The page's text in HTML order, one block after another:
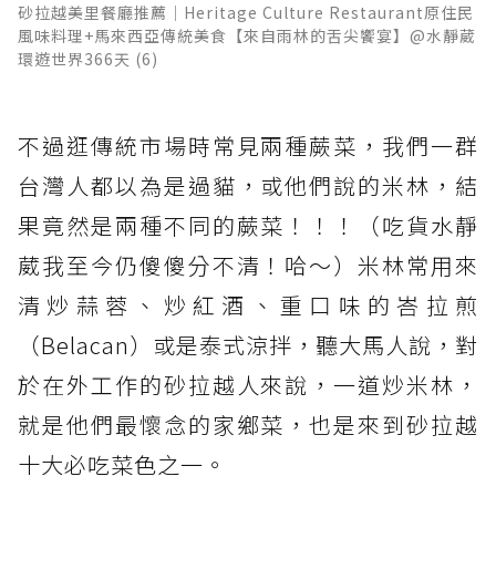
砂拉越美里餐廳推薦│Heritage Culture Restaurant原住民
風味料理+馬來西亞傳統美食【來自雨林的舌尖饗宴】@水靜葳
環遊世界366天 (6)
不過逛傳統市場時常見兩種蕨菜，我們一群
台灣人都以為是過貓，或他們說的米林，結
果竟然是兩種不同的蕨菜！！！（吃貨水靜
葳我至今仍傻傻分不清！哈～）米林常用來
清炒蒜蓉、炒紅酒、重口味的峇拉煎
（Belacan）或是泰式涼拌，聽大馬人說，對
於在外工作的砂拉越人來說，一道炒米林，
就是他們最懷念的家鄉菜，也是來到砂拉越
十大必吃菜色之一。